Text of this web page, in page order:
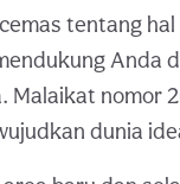
tentang
Anda
Malaikat nomor
dunia